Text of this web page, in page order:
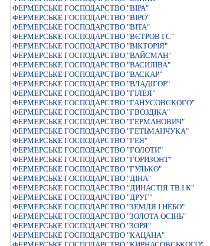
ФЕРМЕРСЬКЕ ГОСПОДАРСТВО "ВIРА"
ФЕРМЕРСЬКЕ ГОСПОДАРСТВО "ВIРО"
ФЕРМЕРСЬКЕ ГОСПОДАРСТВО "ВIТА"
ФЕРМЕРСЬКЕ ГОСПОДАРСТВО "ВЄТРОВ I С"
ФЕРМЕРСЬКЕ ГОСПОДАРСТВО "ВІКТОРІЯ"
ФЕРМЕРСЬКЕ ГОСПОДАРСТВО "ВАЙСМАН"
ФЕРМЕРСЬКЕ ГОСПОДАРСТВО "ВАСИЛIВА"
ФЕРМЕРСЬКЕ ГОСПОДАРСТВО "ВАСКАР"
ФЕРМЕРСЬКЕ ГОСПОДАРСТВО "ВЛАДIГОР"
ФЕРМЕРСЬКЕ ГОСПОДАРСТВО "ГIЛЕЯ"
ФЕРМЕРСЬКЕ ГОСПОДАРСТВО "ГАНУСОВСКОГО"
ФЕРМЕРСЬКЕ ГОСПОДАРСТВО "ГВОЗДIКА"
ФЕРМЕРСЬКЕ ГОСПОДАРСТВО "ГЕРМАНОВИЧ"
ФЕРМЕРСЬКЕ ГОСПОДАРСТВО "ГЕТЬМАНЧУКА"
ФЕРМЕРСЬКЕ ГОСПОДАРСТВО "ГЕЯ"
ФЕРМЕРСЬКЕ ГОСПОДАРСТВО "ГОЛОТИ"
ФЕРМЕРСЬКЕ ГОСПОДАРСТВО "ГОРИЗОНТ"
ФЕРМЕРСЬКЕ ГОСПОДАРСТВО "ГУЛЬКО"
ФЕРМЕРСЬКЕ ГОСПОДАРСТВО "ДIНА"
ФЕРМЕРСЬКЕ ГОСПОДАРСТВО "ДИНАСТIЯ ТВ I К"
ФЕРМЕРСЬКЕ ГОСПОДАРСТВО "ДРУГ"
ФЕРМЕРСЬКЕ ГОСПОДАРСТВО "ЗЕМЛЯ I НЕБО"
ФЕРМЕРСЬКЕ ГОСПОДАРСТВО "ЗОЛОТА ОСIНЬ"
ФЕРМЕРСЬКЕ ГОСПОДАРСТВО "ЗОРЯ"
ФЕРМЕРСЬКЕ ГОСПОДАРСТВО "КАЦАНА"